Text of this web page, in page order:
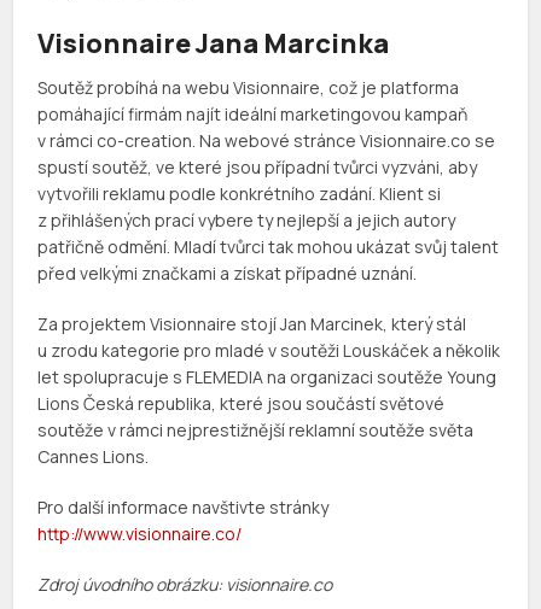
VisionnaireJana Marcinka
Soutěž probíhá na webu Visionnaire, což je platforma
pomáhající firmám najít ideální marketingovou kampaň
v rámci co-creation. Na webové stránce Visionnaire.co se
spustí soutěž, ve které jsou případní tvůrci vyzváni, aby
vytvořili reklamu podle konkrétního zadání. Klient si
z přihlášených prací vybere ty nejlepší a jejich autory
patřičně odmění. Mladí tvůrci tak mohou ukázat svůj talent
před velkými značkami a získat případné uznání.
Za projektem Visionnaire stojí Jan Marcinek, který stál
u zrodu kategorie pro mladé v soutěži Louskáček a několik
let spolupracuje s FLEMEDIA na organizaci soutěže Young
Lions Česká republika, které jsou součástí světové
soutěže v rámci nejprestižnější reklamní soutěže světa
Cannes Lions.
Pro další informace navštivte stránky
http://www.visionnaire.co/
Zdroj úvodního obrázku: visionnaire.co